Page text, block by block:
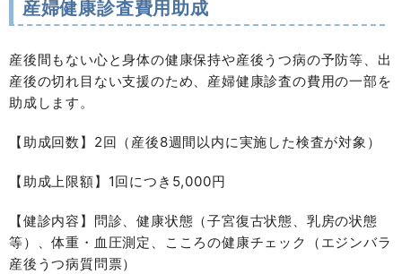
産婦健康診査費用助成
産後間もない心と身体の健康保持や産後うつ病の予防等、出
産後の切れ目ない支援のため、産婦健康診査の費用の一部を
助成します。
【助成回数】2回（産後8週間以内に実施した検査が対象）
【助成上限額】1回につき5,000円
【健診内容】問診、健康状態（子宮復古状態、乳房の状態
等）、体重・血圧測定、こころの健康チェック（エジンバラ
産後うつ病質問票）